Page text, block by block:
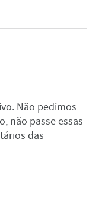
Não pedimos
não passe essas
das